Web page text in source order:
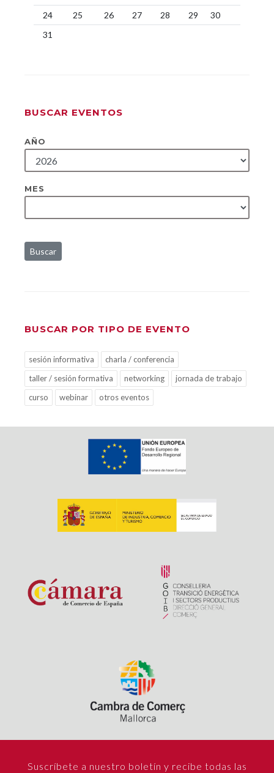
24
25 26 27 28 29
30
31
BUSCAR EVENTOS
AÑO
MES
Buscar
BUSCAR POR TIPO DE EVENTO
sesión informativa
charla / conferencia
taller / sesión formativa
networking
jornada de trabajo
curso
webinar otros eventos
Suscríbete a nuestro boletín y recibe todas las